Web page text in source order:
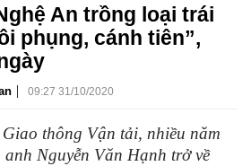
An trồng loại trái
phụng, cánh tiên”,
| 09:27 31/10/2020
thông Vận tải, nhiều năm
anh Nguyễn Văn Hạnh trở về